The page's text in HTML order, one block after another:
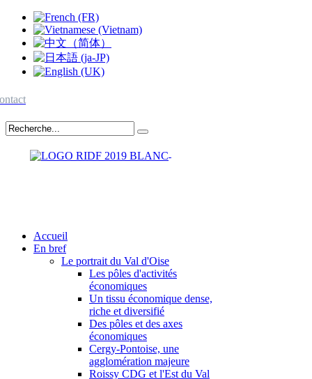
Accueil
En bref
Le portrait du Val d'Oise
Les pôles d'activités
économiques
Un tissu économique dense,
riche et diversifié
Des pôles et des axes
économiques
Cergy-Pontoise, une
agglomération majeure
Roissy CDG et l'Est du Val